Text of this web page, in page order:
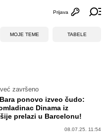
Otvori
Prijava
MOJE TEME TABELE
završeno
ponovo izveo čudo:
Dinama iz
prelazi u Barcelonu!
08.07.25. 11:54